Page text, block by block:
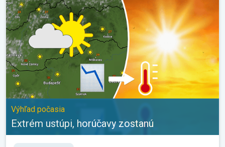
Výhľad počasia
Extrém ustúpi, horúčavy zostanú